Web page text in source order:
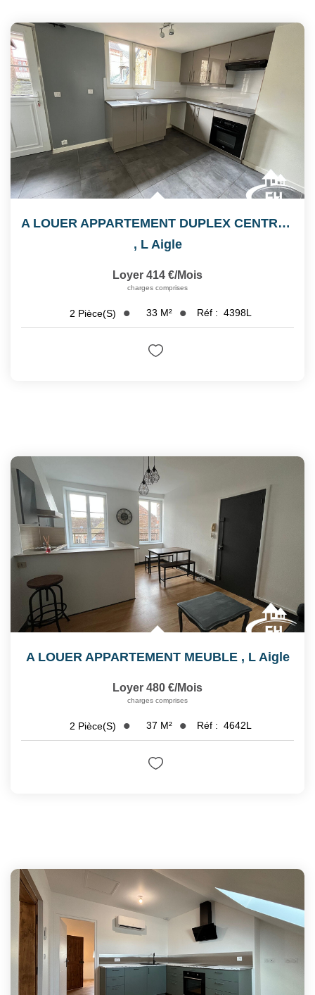
A LOUER APPARTEMENT DUPLEX CENTRE VILLE
, L Aigle
Loyer 414 €/mois
charges comprises
2 Pièce(s) 33 M² Réf : 4398L
A LOUER APPARTEMENT MEUBLE , L Aigle
Loyer 480 €/mois
charges comprises
2 Pièce(s) 37 M² Réf : 4642L